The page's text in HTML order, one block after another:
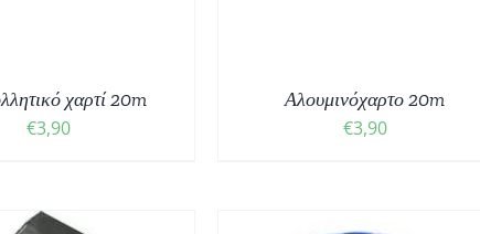
χαρτί 20m
€3,90
Αλουμινόχαρτο 20m
€3,90